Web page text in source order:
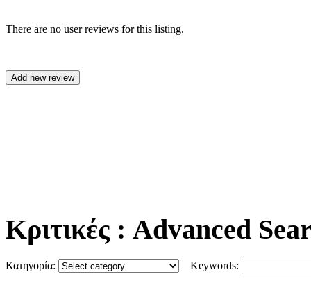
There are no user reviews for this listing.
Κριτικές : Advanced
Κατηγορία: Keywords: